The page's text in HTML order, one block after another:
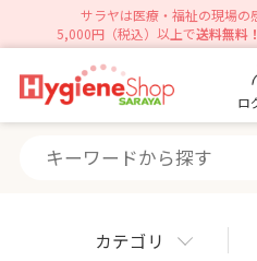
サラヤは医療・福祉の現場の
5,000円（税込）以上で送料無料
ロ
カテゴリ